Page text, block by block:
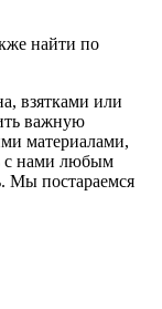
найти по
взятками или
важную
материалами,
с нами любым
Мы постараемся